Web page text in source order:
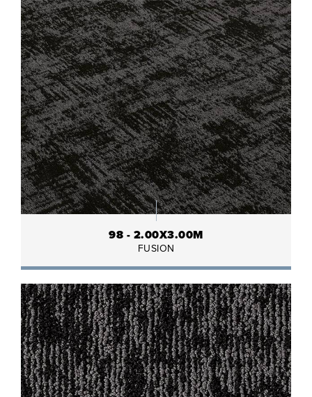
98 - 2.00X3.00M
FUSION